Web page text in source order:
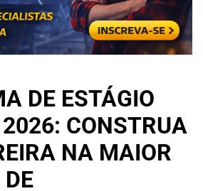
DE ESTÁGIO
CONSTRUA
NA MAIOR